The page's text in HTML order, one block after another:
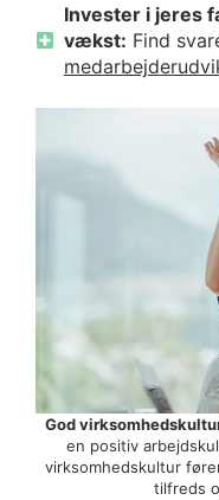
Invester i jeres
vækst: Find
God
en positiv
virksomhedskultur
tilfreds